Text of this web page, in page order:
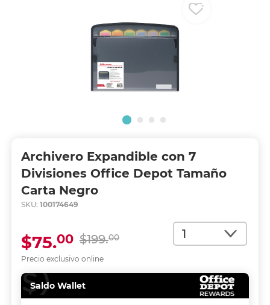
Archivero Expandible con 7
Divisiones Office Depot Tamaño
Carta Negro
SKU: 100174649
Cantidad
Precio exclusivo online
$199.00
$75.00
Saldo Wallet